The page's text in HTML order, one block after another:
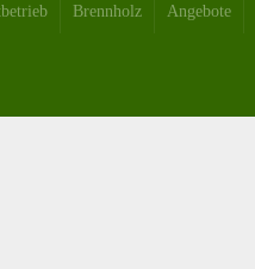
Brennholz Angebote